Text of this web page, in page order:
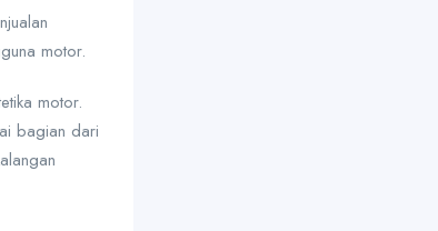
motor.
motor.
bagian dari